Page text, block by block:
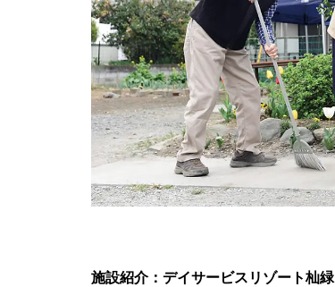
施設紹介：デイサービスリゾート杣緑